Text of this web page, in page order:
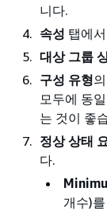
니다.
속성 탭에서
대상 그룹
구성 유형
모두에 동
는 것이 좋
정상 상태
다.
개수)